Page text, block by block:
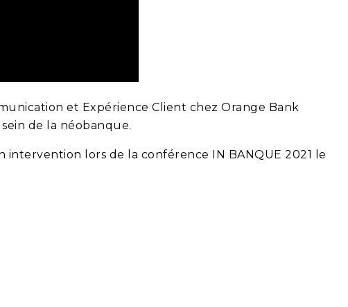
et Expérience Client chez Orange Bank
de la néobanque.
intervention lors de la conférence IN BANQUE 2021 le